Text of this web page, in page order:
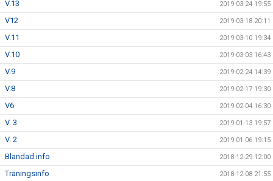
V.13 2019-03-24 19:55
V12 2019-03-18 20:11
V.11 2019-03-10 19:34
V.10 2019-03-03 16:43
V.9 2019-02-24 14:39
V.8 2019-02-17 19:30
V6 2019-02-04 16:30
V. 3 2019-01-13 19:57
V. 2 2019-01-06 19:15
Blandad info 2018-12-29 12:00
Träningsinfo 2018-12-08 21:55